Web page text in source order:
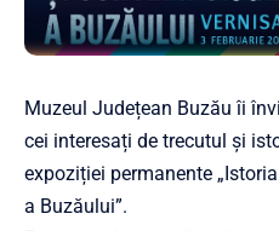
Muzeul Județean Buzău îi
cei interesați de trecutul și
expoziției permanente
a Buzăului”.